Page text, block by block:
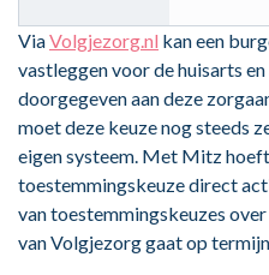
ViaVolgjezorg.nl kan een
vastleggen voor de huisarts
doorgegeven aan deze
moet deze keuze nog steeds
eigen systeem. Met Mitz
toestemmingskeuze direct
van toestemmingskeuzes
van Volgjezorg gaat op